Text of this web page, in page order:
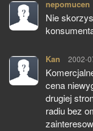
nepomucen
Nie
Kan pisze:
2002-
cena
drugiej
radiu bez